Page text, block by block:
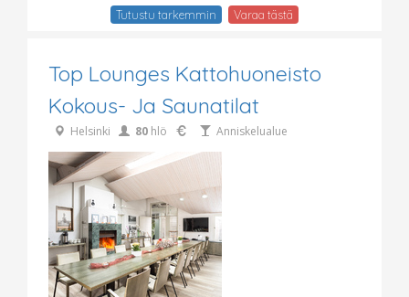
Tutustu tarkemmin Varaa tästä
Top Lounges Kattohuoneisto
Kokous- Ja Saunatilat
Helsinki 80 hlö Anniskelualue